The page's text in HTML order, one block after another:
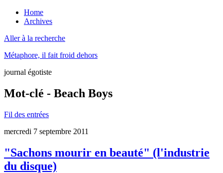
Home
Archives
Aller à la recherche
Métaphore, il fait froid dehors
journal égotiste
Mot-clé - Beach Boys
Fil des entrées
mercredi 7 septembre 2011
"Sachons mourir en beauté" (l'industrie
du disque)